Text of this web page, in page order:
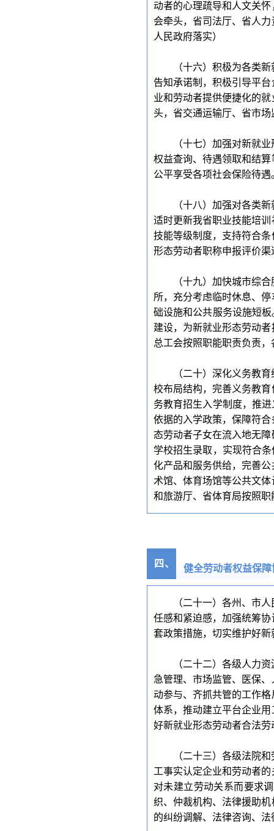
动者的心理疏导和人文关
会牵头，省司法厅、省人
人民政府落实）
（十六）积极为各类
告知承诺制，积极引导平
业和劳动者提供便捷化的
头，省交通运输厅、省市
（十七）加强对新就
权益查询、待遇领取和结
公平享受各项社会保险待
（十八）加强对各类
适时更新我省职业技能培
技能等级制度，支持符合
形态劳动者职称申报评价
（十九）加快城市综
所，充分考虑临时休息、
础设施和公共服务设施短
建设，为新就业形态劳动
总工会按照职能职责负责
（二十）深化义务教
校布局结构，完善义务教
务教育招生入学制度，推
依据的入学政策，保障符
态劳动者子女在流入地无
学校招生录取，实现符合
化产品和服务供给，完善
术馆、体育场馆等公共文
和旅游厅、省体育局按照
四 、 健全劳动者权益保
（二十一）各州、市
任感和紧迫感，加强统筹
套政策措施，切实维护好
（二十二）各级人力
急管理、市场监管、医保
动参与、齐抓共管的工作
体系，推动建立平台企业
好新就业形态劳动者合法劳
（二十三）各级法院
工事实认定企业和劳动者
对未建立劳动关系而要求
织、仲裁机构、法律援助
的纠纷调解、法律咨询、